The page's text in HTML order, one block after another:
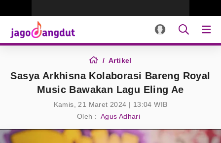
Artikel
Sasya Arkhisna Kolaborasi Bareng Royal
Music Bawakan Lagu Eling Ae
Kamis, 21 Maret 2024 | 13:04 WIB
Oleh : Agus Adhari